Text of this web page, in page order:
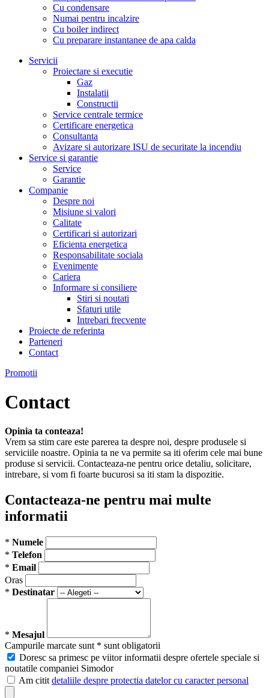
Cu condensare
Numai pentru incalzire
Cu boiler indirect
Cu preparare instantanee de apa calda
Servicii
Proiectare si executie
Gaz
Instalatii
Constructii
Service centrale termice
Certificare energetica
Consultanta
Avizare si autorizare ISU de securitate la incendiu
Service si garantie
Service
Garantie
Companie
Despre noi
Misiune si valori
Calitate
Certificari si autorizari
Eficienta energetica
Responsabilitate sociala
Evenimente
Cariera
Informare si consiliere
Stiri si noutati
Sfaturi utile
Intrebari frecvente
Proiecte de referinta
Parteneri
Contact
Promotii
Contact
Opinia ta conteaza!
Vrem sa stim care este parerea ta despre noi, despre produsele si
serviciile noastre. Opinia ta ne va permite sa iti oferim cele mai bune
produse si servicii. Contacteaza-ne pentru orice detaliu, solicitare,
intrebare, si vom fi foarte bucurosi sa iti stam la dispozitie.
Contacteaza-ne pentru mai multe
informatii
* Numele
* Telefon
* Email
Oras
* Destinatar
* Mesajul
Campurile marcate sunt * sunt obligatorii
Doresc sa primesc pe viitor informatii despre ofertele speciale si
noutatile companiei Simodor
Am citit detaliile despre protectia datelor cu caracter personal